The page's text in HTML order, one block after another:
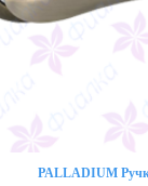
PALLADIUM